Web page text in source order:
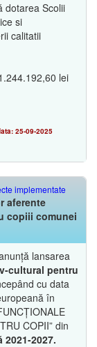
dotarea Scolii
si
calitatii
lei
25-09-2025
implementate
aferente
copiii comunei
lansarea
cultural pentru
cu data
în
COPII” din
2027.